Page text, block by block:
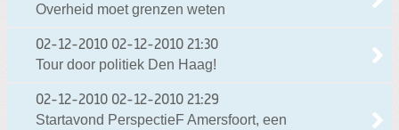
Overheid moet grenzen weten
02-12-2010 02-12-2010 21:30
Tour door politiek Den Haag!
02-12-2010 02-12-2010 21:29
Startavond PerspectieF Amersfoort, een